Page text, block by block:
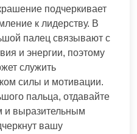
подчеркивает
к лидерству. В
палец связывают с
и энергии, поэтому
служить
силы и мотивации.
пальца, отдавайте
и выразительным
вашу